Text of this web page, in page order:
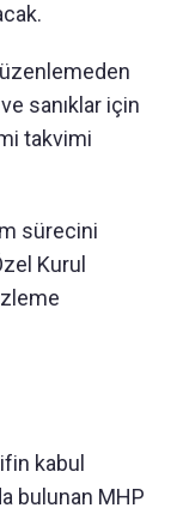
sanıklar için
takvimi
sürecini
Kurul
kabul
bulunan MHP